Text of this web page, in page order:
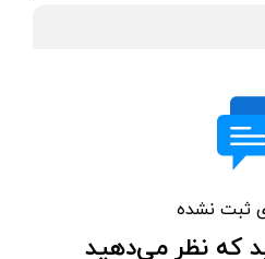
ثبت نشده
که نظر می‌دهید